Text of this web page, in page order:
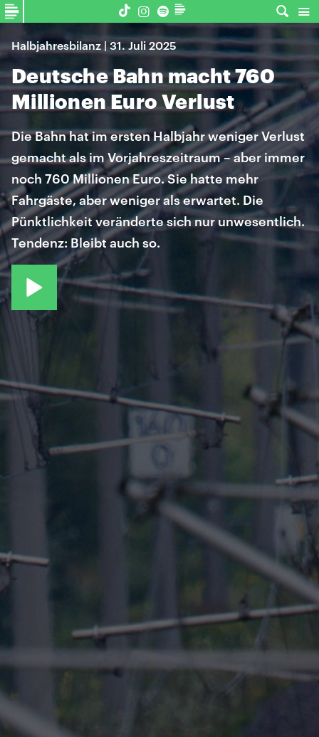
Halbjahresbilanz | 31. Juli 2025
Deutsche Bahn macht 760
Millionen Euro Verlust
Die Bahn hat im ersten Halbjahr weniger Verlust
gemacht als im Vorjahreszeitraum – aber immer
noch 760 Millionen Euro. Sie hatte mehr
Fahrgäste, aber weniger als erwartet. Die
Pünktlichkeit veränderte sich nur unwesentlich.
Tendenz: Bleibt auch so.